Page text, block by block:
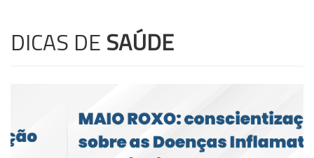
DICAS DE SAÚDE